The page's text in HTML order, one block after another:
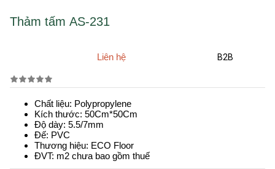
Thảm tấm AS-231
Liên hệ
Chất liệu: Polypropylene
Kích thước: 50Cm*50Cm
Độ dày: 5.5/7mm
Đế: PVC
Thương hiệu: ECO Floor
ĐVT: m2 chưa bao gồm thuế
B2B